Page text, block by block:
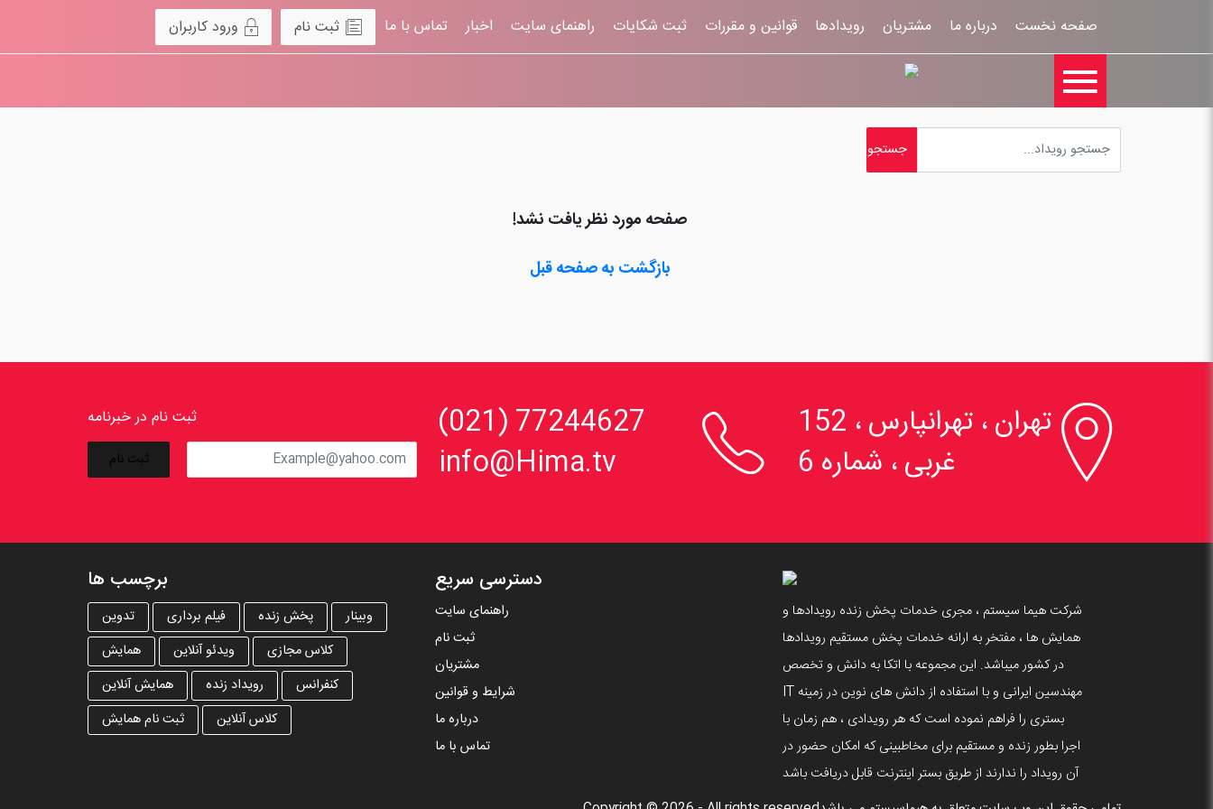
صفحه نخست درباره ما مشتریان رویدادها قوانين و مقررات ثبت شکایات راهنمای سایت اخبار تماس با ما ورود کاربران ثبت نام

صفحه مورد نظر یافت نشد!
بازگشت به صفحه قبل

تهران ، تهرانپارس ، 152
غربی ، شماره 6

77244627 (021)
info@Hima.tv
ثبت نام در خبرنامه
شرکت هیما سیستم ، مجری خدمات پخش زنده رویدادها و
همایش ها ، مفتخر به ارانه خدمات پخش مستقیم رویدادها
در کشور میباشد. این مجموعه با اتکا به دانش و تخصص
مهندسین ایرانی و با استفاده از دانش های نوین در زمینه IT
بستری را فراهم نموده است که هر رویدادی ، هم زمان با
اجرا بطور زنده و مستقیم برای مخاطبینی که امکان حضور در
آن رویداد را ندارند از طریق بستر اینترنت قابل دریافت باشد
دسترسی سریع
راهنمای سایت
ثبت نام
مشتریان
شرایط و قوانین
درباره ما
تماس با ما
برچسب ها
وبینار پخش زنده فیلم برداری
تدوین
کلاس مجازی
ویدئو آنلاین
همایش
کنفرانس
رویداد زنده
همایش آنلاین
کلاس آنلاین
ثبت نام همایش